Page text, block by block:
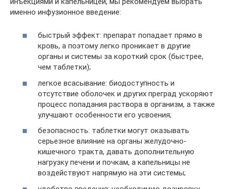
именно инфузионное введение:
быстрый эффект: препарат попадает прямо в
кровь, а поэтому легко проникает в другие
органы и системы за короткий срок (быстрее,
чем таблетки);
легкое всасывание: биодоступность и
отсутствие оболочек и других преград ускоряют
процесс попадания раствора в организм, а также
улучшают особенности его усвоения;
безопасность: таблетки могут оказывать
серьезное влияние на органы желудочно-
кишечного тракта, давать дополнительную
нагрузку печени и почкам, а капельницы не
воздействуют напрямую на эти системы;